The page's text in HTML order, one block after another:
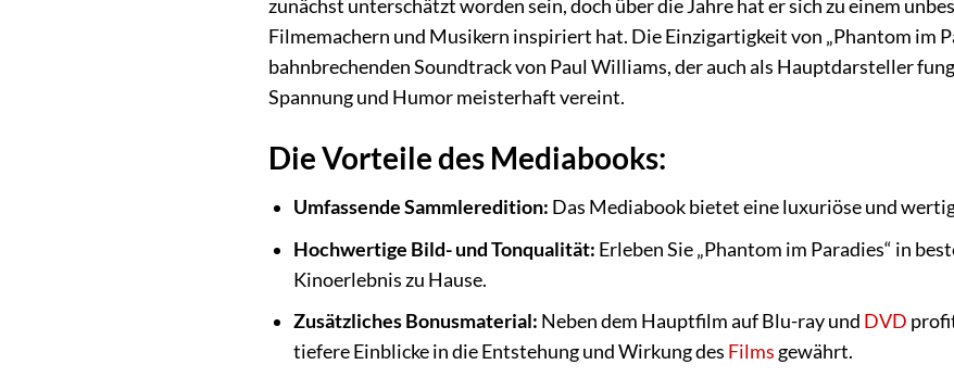
zunächst unterschätzt worden sein, doch über die Jahre hat er sich zu einem
Filmemachern und Musikern inspiriert hat. Die Einzigartigkeit von „Phantom im
bahnbrechenden Soundtrack von Paul Williams, der auch als Hauptdarsteller
Spannung und Humor meisterhaft vereint.
Die Vorteile des Mediabooks:
Umfassende Sammleredition: Das Mediabook bietet eine luxuriöse und
Hochwertige Bild- und Tonqualität: Erleben Sie „Phantom im Paradies“ in
Kinoerlebnis zu Hause.
Zusätzliches Bonusmaterial: Neben dem Hauptfilm auf Blu-ray und DVD
tiefere Einblicke in die Entstehung und Wirkung des Filmsgewährt.